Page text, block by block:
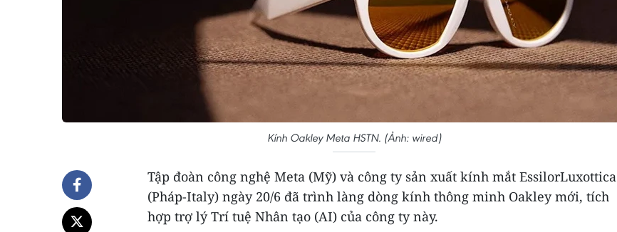
Kính Oakley Meta HSTN. (Ảnh: wired)
Tập đoàn công nghệ Meta (Mỹ) và công ty sản xuất kính mắt EssilorLuxottica
(Pháp-Italy) ngày 20/6 đã trình làng dòng kính thông minh Oakley mới, tích
hợp trợ lý Trí tuệ Nhân tạo (AI) của công ty này.